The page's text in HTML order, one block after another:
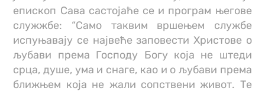
епископ Сава састојаће се и програм његове
служжбе: “Само таквим вршењем службе
испуњавају се највеће заповести Христове о
љубави према Господу Богу која не штеди
срца, душе, ума и снаге, као и о љубави према
ближњем која не жали сопствени живот. Те